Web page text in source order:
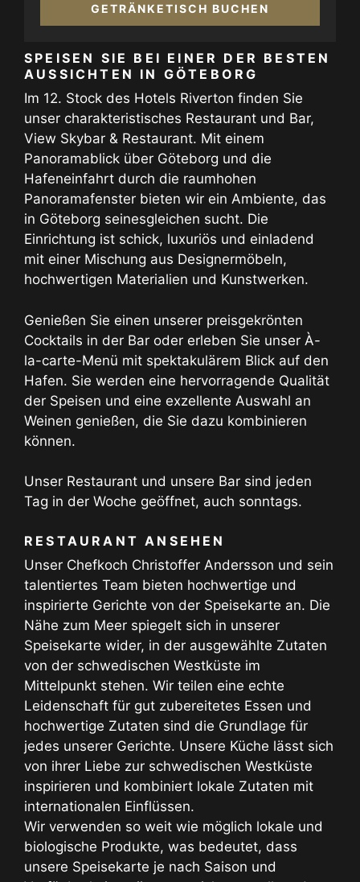
GETRÄNKETISCH BUCHEN
SPEISEN SIE BEI EINER DER BESTEN
AUSSICHTEN IN GÖTEBORG
Im 12. Stock des Hotels Riverton finden Sie
unser charakteristisches Restaurant und Bar,
View Skybar & Restaurant. Mit einem
Panoramablick über Göteborg und die
Hafeneinfahrt durch die raumhohen
Panoramafenster bieten wir ein Ambiente, das
in Göteborg seinesgleichen sucht. Die
Einrichtung ist schick, luxuriös und einladend
mit einer Mischung aus Designermöbeln,
hochwertigen Materialien und Kunstwerken.
Genießen Sie einen unserer preisgekrönten
Cocktails in der Bar oder erleben Sie unser À-
la-carte-Menü mit spektakulärem Blick auf den
Hafen. Sie werden eine hervorragende Qualität
der Speisen und eine exzellente Auswahl an
Weinen genießen, die Sie dazu kombinieren
können.
Unser Restaurant und unsere Bar sind jeden
Tag in der Woche geöffnet, auch sonntags.
RESTAURANT ANSEHEN
Unser Chefkoch Christoffer Andersson und sein
talentiertes Team bieten hochwertige und
inspirierte Gerichte von der Speisekarte an. Die
Nähe zum Meer spiegelt sich in unserer
Speisekarte wider, in der ausgewählte Zutaten
von der schwedischen Westküste im
Mittelpunkt stehen. Wir teilen eine echte
Leidenschaft für gut zubereitetes Essen und
hochwertige Zutaten sind die Grundlage für
jedes unserer Gerichte. Unsere Küche lässt sich
von ihrer Liebe zur schwedischen Westküste
inspirieren und kombiniert lokale Zutaten mit
internationalen Einflüssen.
Wir verwenden so weit wie möglich lokale und
biologische Produkte, was bedeutet, dass
unsere Speisekarte je nach Saison und